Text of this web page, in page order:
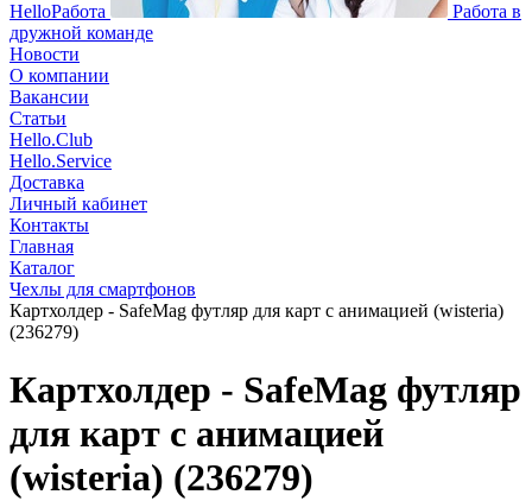
HelloРабота
Работа в
дружной команде
Новости
О компании
Вакансии
Статьи
Hello.Club
Hello.Service
Доставка
Личный кабинет
Контакты
Главная
Каталог
Чехлы для смартфонов
Картхолдер - SafeMag футляр для карт с анимацией (wisteria)
(236279)
Картхолдер - SafeMag футляр
для карт с анимацией
(wisteria) (236279)